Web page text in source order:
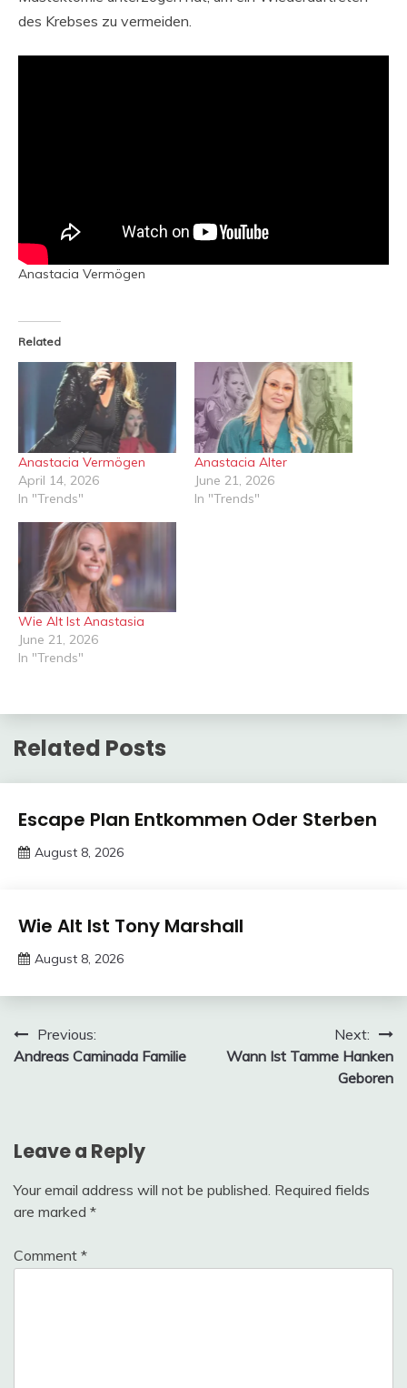
des Krebses zu vermeiden.
Anastacia Vermögen
Related
Anastacia Vermögen
April 14, 2026
In "Trends"
Anastacia Alter
June 21, 2026
In "Trends"
Wie Alt Ist Anastasia
June 21, 2026
In "Trends"
Related Posts
Trends
Escape Plan Entkommen Oder Sterben
August 8, 2026
Trends
Wie Alt Ist Tony Marshall
August 8, 2026
Post
navigation
Previous:
Andreas Caminada Familie
Next:
Wann Ist Tamme Hanken
Geboren
Leave a Reply
Your email address will not be published. Required fields
are marked *
Comment *